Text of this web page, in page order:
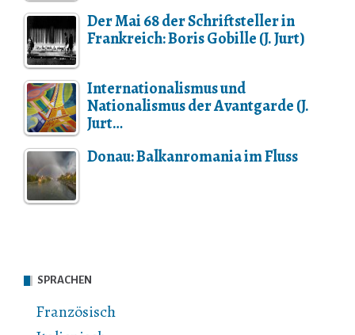
Der Mai 68 der Schriftsteller in
Frankreich: Boris Gobille (J. Jurt)
Internationalismus und
Nationalismus der Avantgarde (J.
Jurt…
Donau: Balkanromania im Fluss
SPRACHEN
Französisch